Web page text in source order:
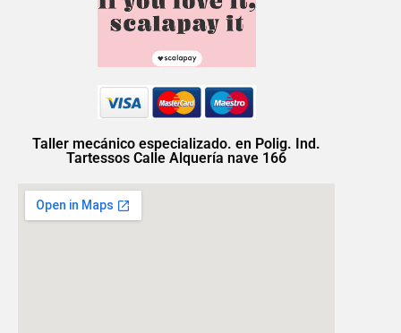
Taller mecánico especializado. en Polig. Ind.
Tartessos Calle Alquería nave 166